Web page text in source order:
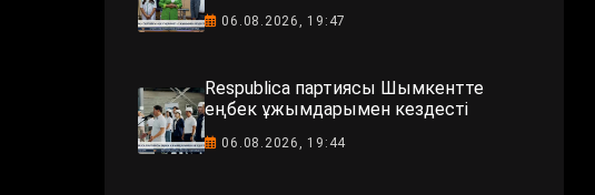
06.08.2026, 19:47
Respublica партиясы Шымкентте
еңбек ұжымдарымен кездесті
06.08.2026, 19:44